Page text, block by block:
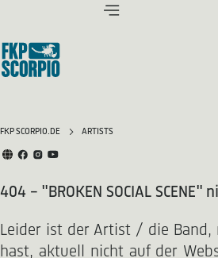
FKP SCORPIO.DE ARTISTS
404 - "BROKEN SOCIAL SCENE"
Leider ist der Artist / die Band,
hast, aktuell nicht auf der